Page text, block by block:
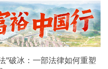
"破冰：一部法律如何重塑